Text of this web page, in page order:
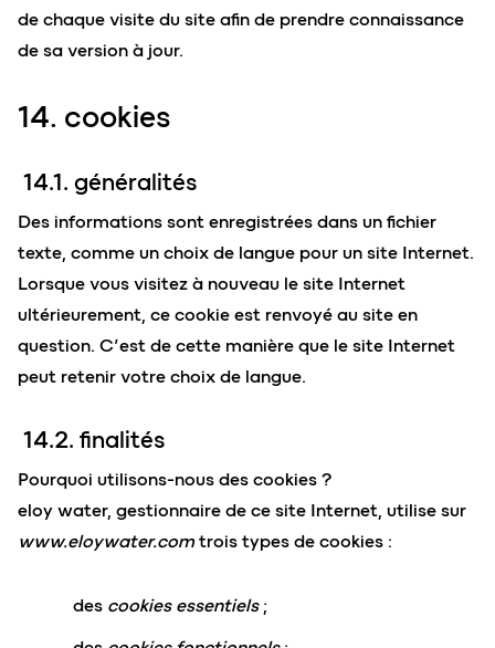
de chaque visite du site afin de prendre connaissance
de sa version à jour.
14. cookies
14.1. généralités
Des informations sont enregistrées dans un fichier
texte, comme un choix de langue pour un site Internet.
Lorsque vous visitez à nouveau le site Internet
ultérieurement, ce cookie est renvoyé au site en
question. C’est de cette manière que le site Internet
peut retenir votre choix de langue.
14.2. finalités
Pourquoi utilisons-nous des cookies ?
eloy water, gestionnaire de ce site Internet, utilise sur
www.eloywater.comtrois types de cookies :
des cookies essentiels;